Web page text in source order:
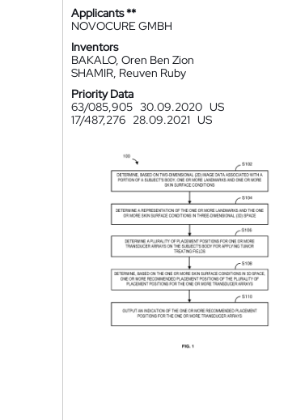
Applicants **
NOVOCURE GMBH
Inventors
BAKALO, Oren Ben Zion
SHAMIR, Reuven Ruby
Priority Data
63/085,905 30.09.2020 US
17/487,276 28.09.2021 US